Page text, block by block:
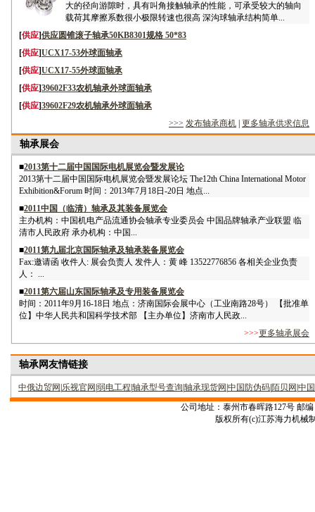
大的径向游隙时，具有叫角接触轴承的性能，可承受较大的轴向
载荷其摩擦系数很小极限转速也很高 深沟球轴承结构简单...
[供应]供应圆锥滚子轴承50KB8301规格 50*83
[供应]UCX17-53外球面轴承
[供应]UCX17-55外球面轴承
[供应]39602F33农机轴承外球面轴承
[供应]39602F29农机轴承外球面轴承
>>> 发布轴承商机 | 更多轴承供求信息
轴承展会
■2013第十二届中国国际电机展览会暨发展论
2013第十二届中国国际电机展览会暨发展论坛 The12th China International Motor
Exhibition&Forum 时间：2013年7月18日-20日 地点...
■2011中国（临清）轴承及其装备展览会
主办机构：中国机电产品流通协会轴承专业委员会 中国品牌轴承产业联盟 临
清市人民政府 承办机构：中国...
■2011第九届北京国际轴承及轴承装备展览会
Fax:邀请函 收件人: 展会负责人 发件人：黄 峰 13522776856 各相关企业负责
人： ...
■2011第六届山东国际轴承及专用装备展览会
时间：2011年9月16-18日 地点：济南国际会展中心（工业南路28号） 【批准单
位】中华人民共和国科学技术部 【主办单位】济南市人民政...
>>>更多轴承展会
轴承网友情链接
中俄边贸网|乐视官网|弱电工程|轴承型号查询|轴承现货网|中国防伪码|陌贝网|中
公司地址：泰州市春晖路127号 邮编
版权所有(c)江苏海力机械